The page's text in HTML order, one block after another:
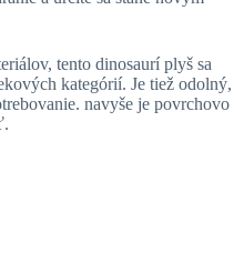
tento dinosaurí plyš sa
kategórií. Je tiež odolný,
navyše je povrchovo